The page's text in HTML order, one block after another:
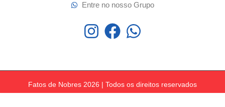
Entre no nosso Grupo
Fatos de Nobres 2026 | Todos os direitos reservados